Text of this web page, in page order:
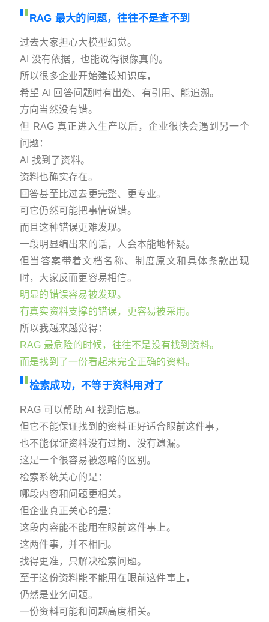
RAG 最大的问题，往往不是查不到
过去大家担心大模型幻觉。
AI 没有依据，也能说得很像真的。
所以很多企业开始建设知识库，
希望 AI 回答问题时有出处、有引用、能追溯。
方向当然没有错。
但 RAG 真正进入生产以后，企业很快会遇到另一个
问题：
AI 找到了资料。
资料也确实存在。
回答甚至比过去更完整、更专业。
可它仍然可能把事情说错。
而且这种错误更难发现。
一段明显编出来的话，人会本能地怀疑。
但当答案带着文档名称、制度原文和具体条款出现
时，大家反而更容易相信。
明显的错误容易被发现。
有真实资料支撑的错误，更容易被采用。
所以我越来越觉得：
RAG 最危险的时候，往往不是没有找到资料。
而是找到了一份看起来完全正确的资料。
检索成功，不等于资料用对了
RAG 可以帮助 AI 找到信息。
但它不能保证找到的资料正好适合眼前这件事，
也不能保证资料没有过期、没有遗漏。
这是一个很容易被忽略的区别。
检索系统关心的是：
哪段内容和问题更相关。
但企业真正关心的是：
这段内容能不能用在眼前这件事上。
这两件事，并不相同。
找得更准，只解决检索问题。
至于这份资料能不能用在眼前这件事上，
仍然是业务问题。
一份资料可能和问题高度相关。